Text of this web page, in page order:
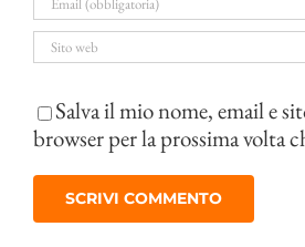
Salva il mio nome, email e
browser per la prossima volta